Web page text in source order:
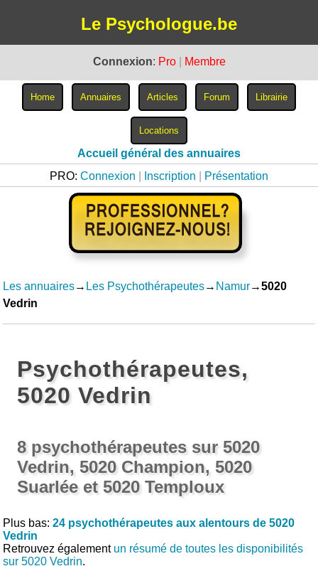
Le Psychologue.be
Connexion: Pro Membre
Accueil général des annuaires
PRO: Connexion Inscription Présentation
Les annuaires→ Les Psychothérapeutes→ Namur→5020
Vedrin
Psychothérapeutes,
5020 Vedrin
8 psychothérapeutes sur 5020
Vedrin, 5020 Champion, 5020
Suarlée et 5020 Temploux
Plus bas:24 psychothérapeutes aux alentours de 5020
Vedrin
Retrouvez également un résumé de toutes les disponibilités
sur 5020 Vedrin.